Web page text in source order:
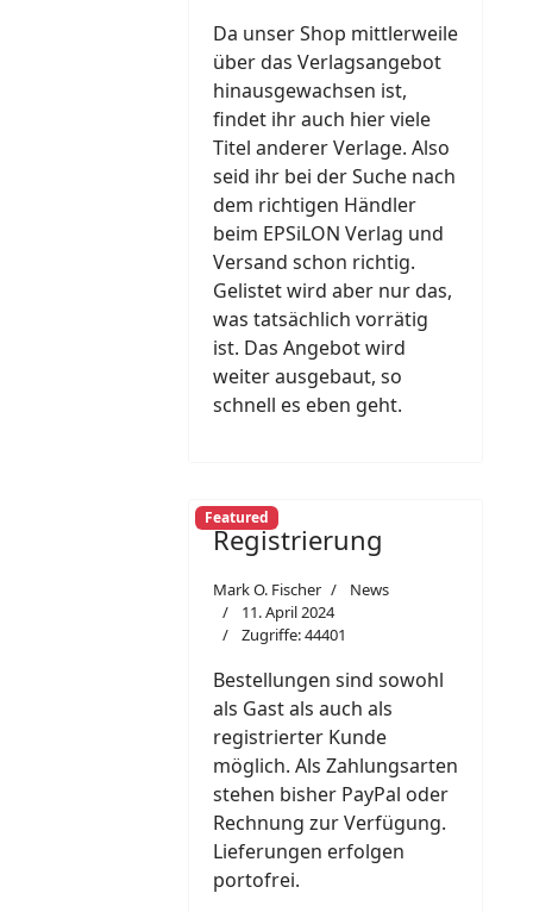
Da unser Shop mittlerweile
über das Verlagsangebot
hinausgewachsen ist,
findet ihr auch hier viele
Titel anderer Verlage. Also
seid ihr bei der Suche nach
dem richtigen Händler
beim EPSiLON Verlag und
Versand schon richtig.
Gelistet wird aber nur das,
was tatsächlich vorrätig
ist. Das Angebot wird
weiter ausgebaut, so
schnell es eben geht.
Featured
Registrierung
Mark O. Fischer
News
11. April 2024
Zugriffe: 44401
Bestellungen sind sowohl
als Gast als auch als
registrierter Kunde
möglich. Als Zahlungsarten
stehen bisher PayPal oder
Rechnung zur Verfügung.
Lieferungen erfolgen
portofrei.